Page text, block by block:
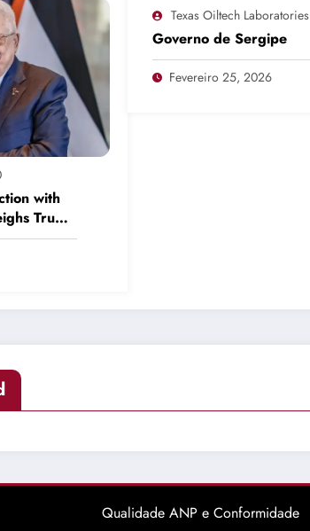
with
Trump
Texas Oiltech Laboratories
Governo de Sergipe
Fevereiro 25, 2026
Qualidade ANP e Conformidade